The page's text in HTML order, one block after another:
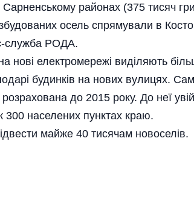
районах (375 тисяч
осель спрямували в
служба РОДА.
нові електромережі виділяють
будинків на нових вулицях.
розрахована до 2015 року. До неї
300 населених пунктах краю.
майже 40 тисячам новоселів.